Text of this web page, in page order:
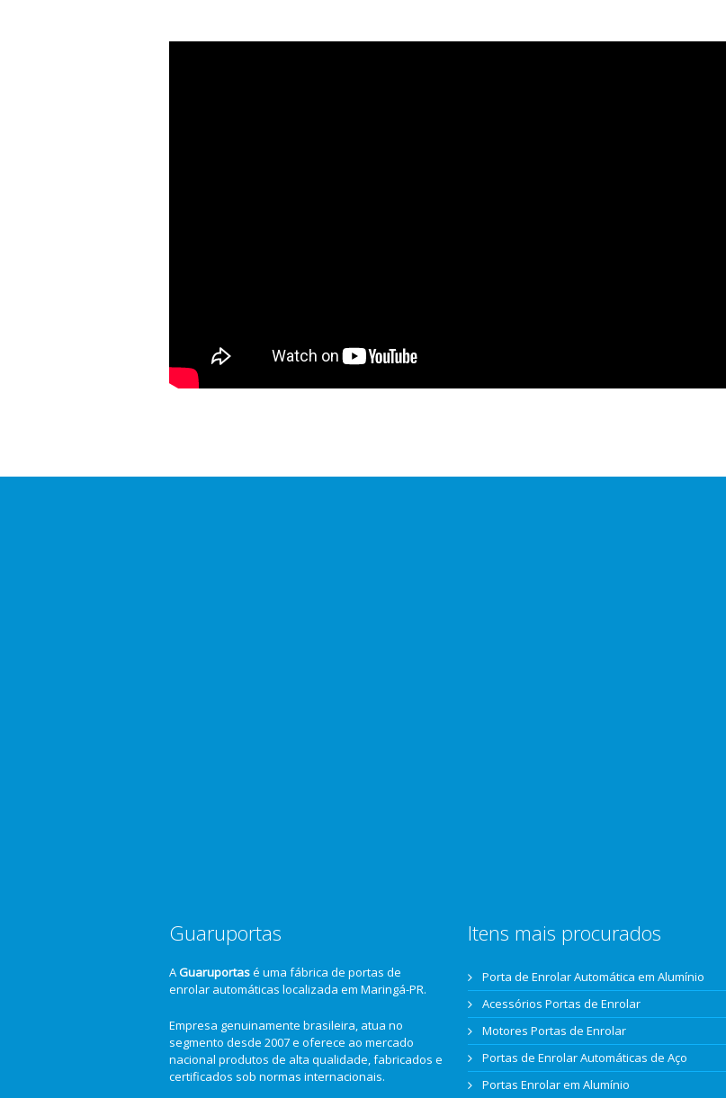
Guaruportas
AGuaruportasé uma fábrica de portas de
enrolar automáticas localizada em Maringá-PR.
Empresa genuinamente brasileira, atua no
segmento desde 2007 e oferece ao mercado
nacional produtos de alta qualidade, fabricados e
certificados sob normas internacionais.
Itens mais procurados
Porta de Enrolar Automática em Alumínio
Acessórios Portas de Enrolar
Motores Portas de Enrolar
Portas de Enrolar Automáticas de Aço
Portas Enrolar em Alumínio